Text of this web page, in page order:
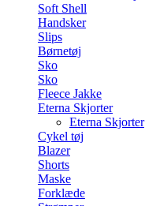
Soft Shell
Handsker
Slips
Børnetøj
Sko
Sko
Fleece Jakke
Eterna Skjorter
Eterna Skjorter
Cykel tøj
Blazer
Shorts
Maske
Forklæde